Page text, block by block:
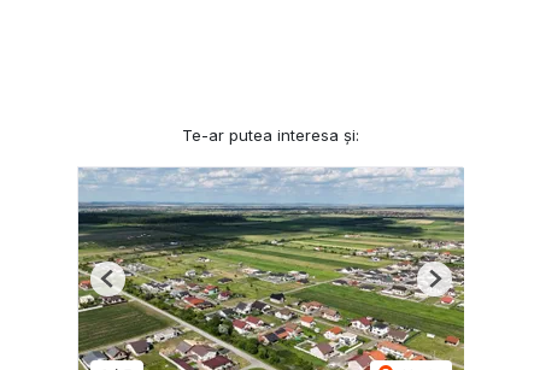
Te-ar putea interesa și:
Previous Next